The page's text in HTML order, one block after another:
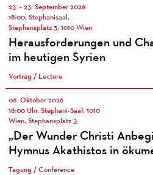
23. - 23. September 2026
18:00, Stephanisaal,
Stephansplatz 3, 1010 Wien
Herausforderungen und
im heutigen Syrien
Vortrag / Lecture
06. Oktober 2026
18:00 Uhr, Stephani-Saal, 1010
Wien, Stephansplatz 3
„Der Wunder Christi
Hymnus Akathistos in
Tagung / Conference